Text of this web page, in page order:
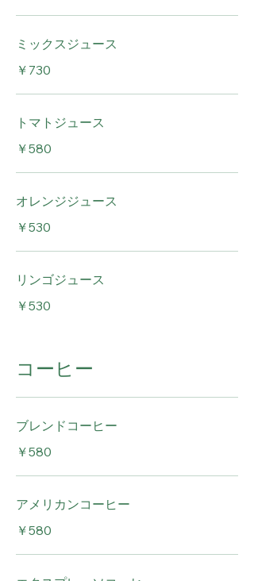
ミックスジュース
￥730
トマトジュース
￥580
オレンジジュース
￥530
リンゴジュース
￥530
コーヒー
ブレンドコーヒー
￥580
アメリカンコーヒー
￥580